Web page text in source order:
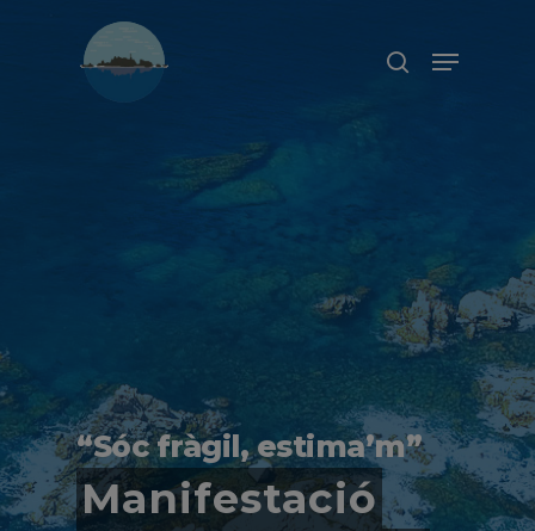
“Sóc fràgil, estima’m”
Manifestació